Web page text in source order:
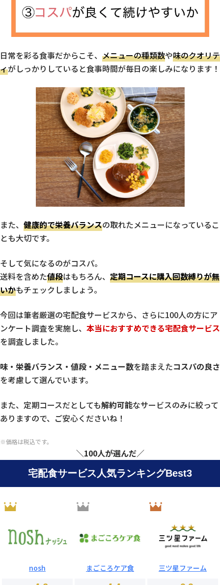
日常を彩る食事だからこそ、 メニューの種類数や味のクオリテ
ィがしっかりしていると食事時間が毎日の楽しみになります！
また、 健康的で栄養バランスの取れたメニューになっているこ
とも大切です。
そして気になるのがコスパ。
送料を含めた値段はもちろん、 定期コースに購入回数縛りが無
いかもチェックしましょう。
今回は筆者厳選の宅配食サービスから、さらに100人の方にア
ンケート調査を実施し、 本当におすすめできる宅配食サービス
を調査しました。
味・栄養バランス・値段・メニュー数を踏まえたコスパの良さ
を考慮して選んでいます。
また、定期コースだとしても解約可能なサービスのみに絞って
ありますので、ご安心くださいね！
※価格は税込です。
＼100人が選んだ／
宅配食サービス人気ランキングBest3
nosh まごころケア食 三ツ星ファーム